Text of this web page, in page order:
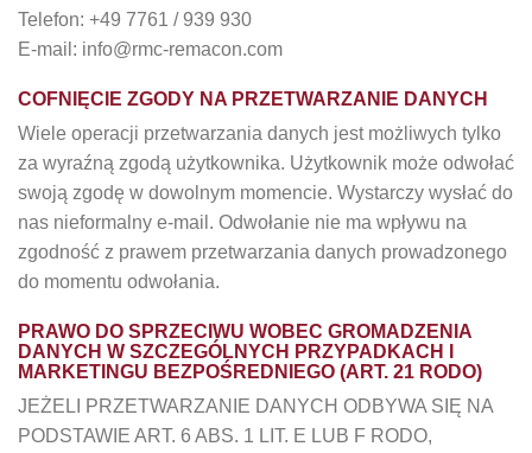
Telefon: +49 7761 / 939 930
E-mail: info@rmc-remacon.com
COFNIĘCIE ZGODY NA PRZETWARZANIE DANYCH
Wiele operacji przetwarzania danych jest możliwych tylko
za wyraźną zgodą użytkownika. Użytkownik może odwołać
swoją zgodę w dowolnym momencie. Wystarczy wysłać do
nas nieformalny e-mail. Odwołanie nie ma wpływu na
zgodność z prawem przetwarzania danych prowadzonego
do momentu odwołania.
PRAWO DO SPRZECIWU WOBEC GROMADZENIA
DANYCH W SZCZEGÓLNYCH PRZYPADKACH I
MARKETINGU BEZPOŚREDNIEGO (ART. 21 RODO)
JEŻELI PRZETWARZANIE DANYCH ODBYWA SIĘ NA
PODSTAWIE ART. 6 ABS. 1 LIT. E LUB F RODO,